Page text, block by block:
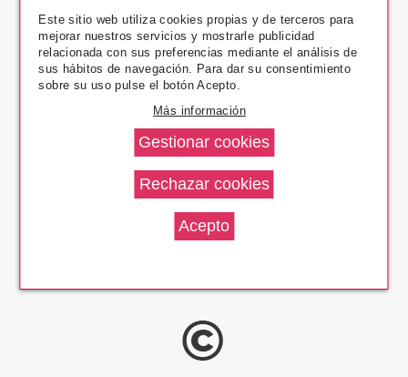
Pago Seguro
14 Días Devolución
Este sitio web utiliza cookies propias y de terceros para
mejorar nuestros servicios y mostrarle publicidad
relacionada con sus preferencias mediante el análisis de
sus hábitos de navegación. Para dar su consentimiento
sobre su uso pulse el botón Acepto.
Más información